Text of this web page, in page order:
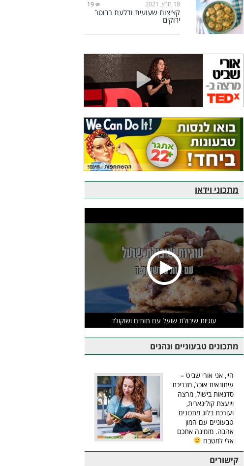
18 מרץ, 2021 19
קציצות שעועית ודלעת ברוטב
ירוקים
מתכוני וידאו
עוגיות שיבולת שועל עם תותים ושוקולד
מתכונים טבעוניים ונהנים
היי, אני אורי שביט –
עיתונאית אוכל, מדריכת
סדנאות בישול, מרצה
ויועצת קולינארית,
ועורכת בלוג מתכונים
טבעוניים עם המון
אהבה. מזמינה אתכם
אלי למטבח
קישורים